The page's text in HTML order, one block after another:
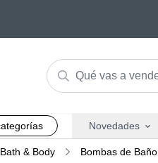
Novedades
Bath & Body Bombas de Baño